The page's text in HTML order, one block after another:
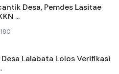
Desa, Pemdes Lasitae
...
180
Lalabata Lolos Verifikasi